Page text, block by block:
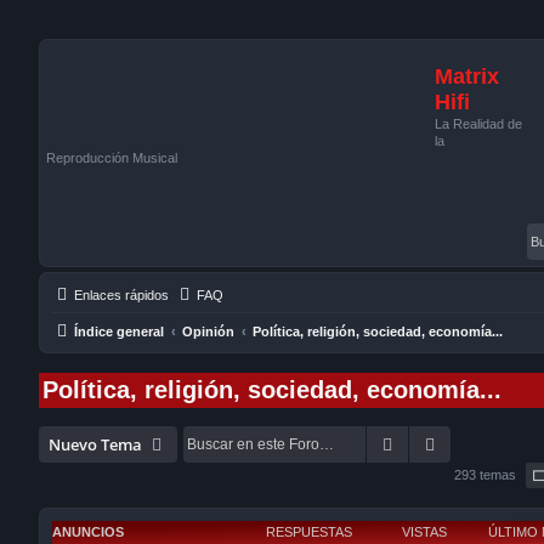
Matrix
Hifi
La Realidad de
la
Reproducción Musical
Enlaces rápidos FAQ
Índice general Opinión Política, religión, sociedad, economía...
Política, religión, sociedad, economía...
Nuevo Tema Buscar
293 temas
ANUNCIOS RESPUESTAS VISTAS ÚLTIMO